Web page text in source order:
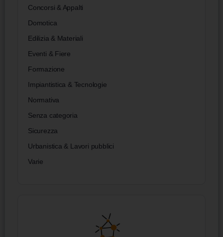
Concorsi & Appalti
Domotica
Edilizia & Materiali
Eventi & Fiere
Formazione
Impiantistica & Tecnologie
Normativa
Senza categoria
Sicurezza
Urbanistica & Lavori pubblici
Varie